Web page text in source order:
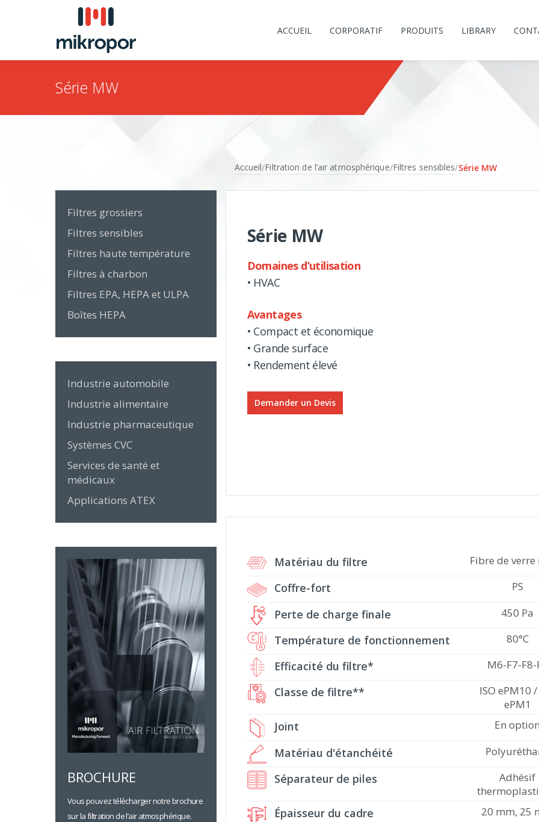
ACCUEIL CORPORATIF PRODUITS LIBRARY
Série MW
Accueil/Filtration de l’air atmosphérique/Filtres sensibles/Série MW
Série MW
Domaines d’utilisation
• HVAC
Avantages
• Compact et économique
• Grande surface
• Rendement élevé
Demander un Devis
Matériau du filtre Fibre de
Coffre-fort PS
Perte de charge finale 450 Pa
Température de fonctionnement 80°C
Efficacité du filtre* M6-F7-F8-
Classe de filtre**
ISO ePM10 /
ePM1
Joint En option
Matériau d'étanchéité
Séparateur de piles
Adhésif
Épaisseur du cadre 20 mm, 25
Filtres grossiers
Filtres sensibles
Filtres haute température
Filtres à charbon
Filtres EPA, HEPA et ULPA
Boîtes HEPA
Industrie automobile
Industrie alimentaire
Industrie pharmaceutique
Systèmes CVC
Services de santé et
médicaux
Applications ATEX
BROCHURE
Vous pouvez télécharger notre brochure
sur la filtration de l’air atmosphérique.